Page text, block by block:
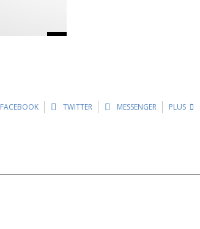
FACEBOOK TWITTER MESSENGER PLUS